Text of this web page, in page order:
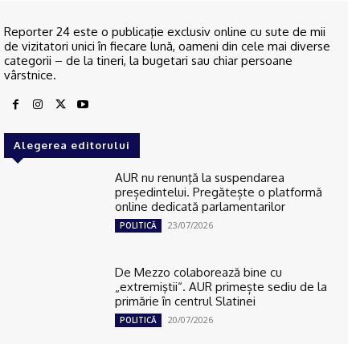
Reporter 24 este o publicaţie exclusiv online cu sute de mii
de vizitatori unici în fiecare lună, oameni din cele mai diverse
categorii – de la tineri, la bugetari sau chiar persoane
vârstnice.
Alegerea editorului
AUR nu renunţă la suspendarea
președintelui. Pregătește o platformă
online dedicată parlamentarilor
POLITICĂ 23/07/2026
De Mezzo colaborează bine cu
„extremiştii“. AUR primește sediu de la
primărie în centrul Slatinei
POLITICĂ 20/07/2026